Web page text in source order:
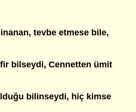
tevbe etmese bile,
bilseydi, Cennetten ümit
bilinseydi, hiç kimse